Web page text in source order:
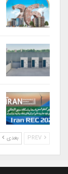
بعدی